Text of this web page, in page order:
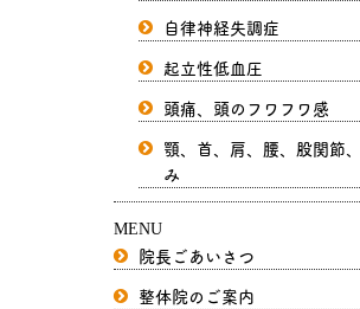
自律神経失調症
起立性低血圧
頭痛、頭のフワフワ感
顎、首、肩、腰、股関節
み
MENU
院長ごあいさつ
整体院のご案内